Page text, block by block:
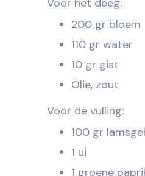
Voor het deeg:
200 gr bloem
110 gr water
10 gr gist
Olie, zout
Voor de vulling:
100 gr
1 ui
1 groene